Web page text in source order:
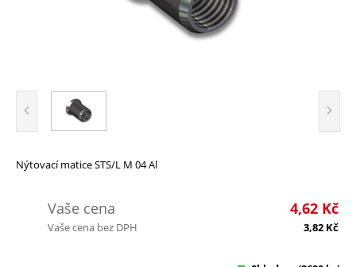
Nýtovací matice STS/L M 04 Al
Vaše cena 4,62 Kč
Vaše cena bez DPH 3,82 Kč